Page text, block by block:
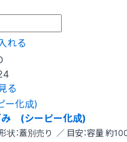
れる
る
み (シーピー化成)
：蓋別売り ／ 目安：容量 約